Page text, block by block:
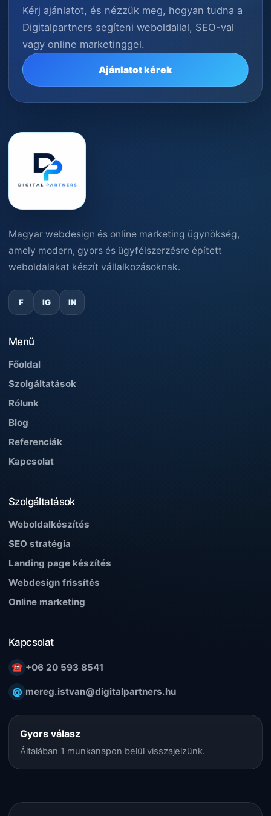
Kérj ajánlatot, és nézzük meg, hogyan tudna a
Digitalpartners segíteni weboldallal, SEO-val
vagy online marketinggel.
Ajánlatot kérek
Magyar webdesign és online marketing ügynökség,
amely modern, gyors és ügyfélszerzésre épített
weboldalakat készít vállalkozásoknak.
F IG IN
Menü
Főoldal
Szolgáltatások
Rólunk
Blog
Referenciák
Kapcsolat
Szolgáltatások
Weboldalkészítés
SEO stratégia
Landing page készítés
Webdesign frissítés
Online marketing
Kapcsolat
☎ +06 20 593 8541
@ mereg.istvan@digitalpartners.hu
Gyors válasz
Általában 1 munkanapon belül visszajelzünk.